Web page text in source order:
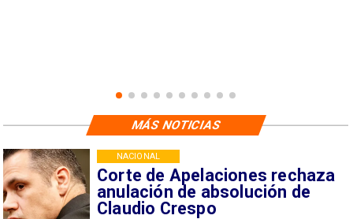
Corte de Apelaciones rechaza
anulación de absolución de
Claudio Crespo
NACIONAL
MÁS NOTICIAS